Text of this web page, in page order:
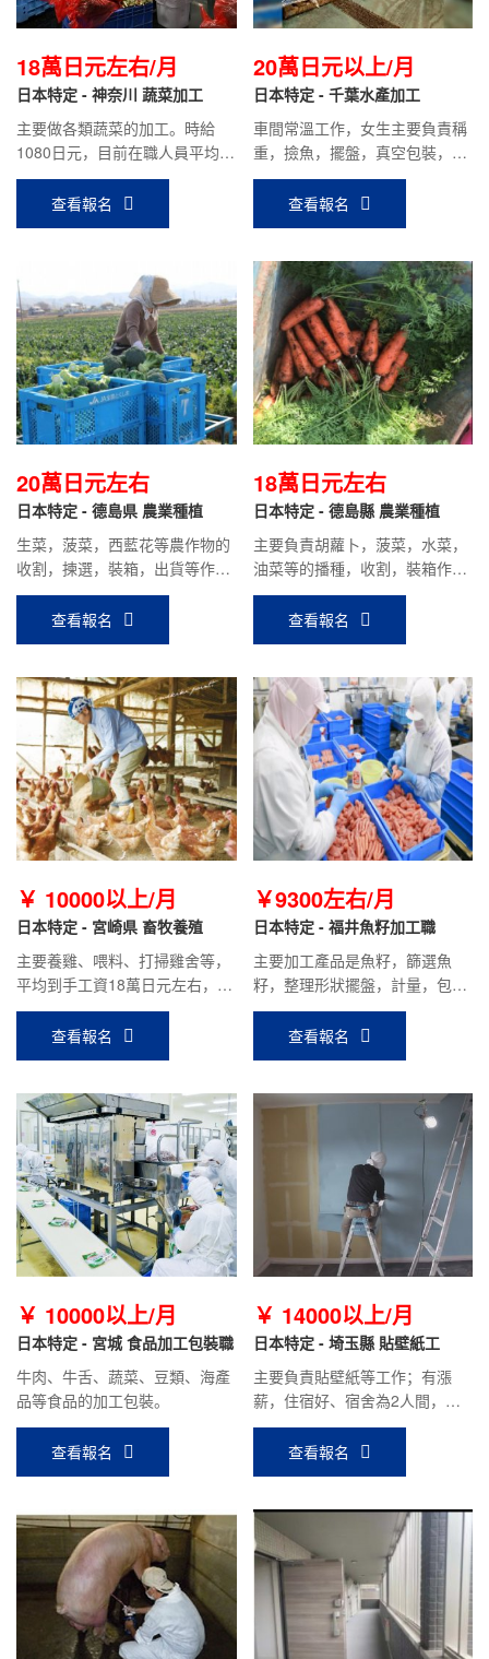
18萬日元左右/月
日本特定 - 神奈川 蔬菜加工
主要做各類蔬菜的加工。時給
1080日元，目前在職人員平均到
手工資18萬日元左右。
查看報名
20萬日元以上/月
日本特定 - 千葉水產加工
車間常溫工作，女生主要負責稱
重，撿魚，擺盤，真空包裝，裝
箱為主。男生主要負責刮魚腸，
片魚，切魚片，貼標簽，捆包為
主。時給1000日元，平均到手工
查看報名
20萬日元左右
日本特定 - 德島県 農業種植
生菜，菠菜，西藍花等農作物的
收割，揀選，裝箱，出貨等作
業；時給900日元，到手工資20
萬日元左右。
查看報名
18萬日元左右
日本特定 - 德島縣 農業種植
主要負責胡蘿卜，菠菜，水菜，
油菜等的播種，收割，裝箱作業
等工作，時給1000日元，平均到
手工資：18萬日元左右。
查看報名
￥ 10000以上/月
日本特定 - 宮崎県 畜牧養殖
主要養雞、喂料、打掃雞舍等，
平均到手工資18萬日元左右，公
司報銷5萬日元赴日機票，據個
人表現有獎金，宿舍費用低。
查看報名
￥9300左右/月
日本特定 - 福井魚籽加工職
主要加工產品是魚籽，篩選魚
籽，整理形狀擺盤，計量，包裝
等工作，常溫工作。平均到手工
資18萬日元左右，無夜班，工作
輕松。
查看報名
￥ 10000以上/月
日本特定 - 宮城 食品加工包裝職
牛肉、牛舌、蔬菜、豆類、海產
品等食品的加工包裝。
查看報名
￥ 14000以上/月
日本特定 - 埼玉縣 貼壁紙工
主要負責貼壁紙等工作；有漲
薪，住宿好、宿舍為2人間，駕
駛員補助1000日元/天（開車上
下班）。查看報名